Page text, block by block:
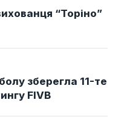
“Торіно”
зберегла 11-те
FIVB